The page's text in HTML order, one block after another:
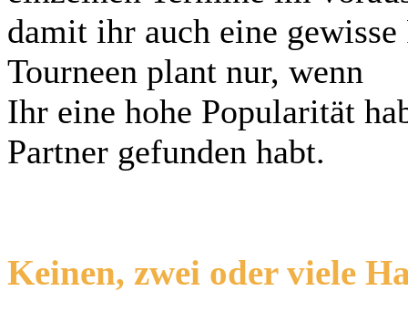
damit ihr auch eine
Tourneen plant nur, wenn
Ihr eine hohe Popularität
Partner gefunden habt.
Keinen, zwei oder viele